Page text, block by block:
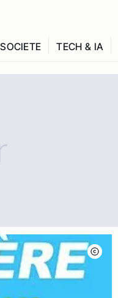
SOCIETE TECH & IA